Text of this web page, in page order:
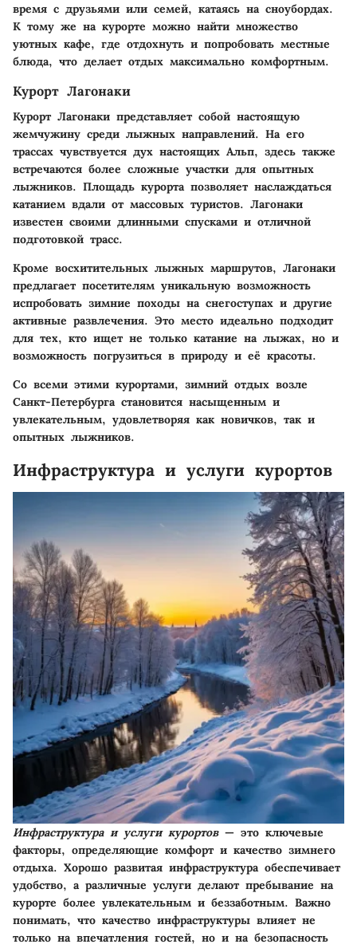
время с друзьями или семей, катаясь на сноубордах.
К тому же на курорте можно найти множество
уютных кафе, где отдохнуть и попробовать местные
блюда, что делает отдых максимально комфортным.
Курорт Лагонаки
Курорт Лагонаки представляет собой настоящую
жемчужину среди лыжных направлений. На его
трассах чувствуется дух настоящих Альп, здесь также
встречаются более сложные участки для опытных
лыжников. Площадь курорта позволяет наслаждаться
катанием вдали от массовых туристов. Лагонаки
известен своими длинными спусками и отличной
подготовкой трасс.
Кроме восхитительных лыжных маршрутов, Лагонаки
предлагает посетителям уникальную возможность
испробовать зимние походы на снегоступах и другие
активные развлечения. Это место идеально подходит
для тех, кто ищет не только катание на лыжах, но и
возможность погрузиться в природу и её красоты.
Со всеми этими курортами, зимний отдых возле
Санкт-Петербурга становится насыщенным и
увлекательным, удовлетворяя как новичков, так и
опытных лыжников.
Инфраструктура и услуги курортов
Инфраструктура и услуги курортов— это ключевые
факторы, определяющие комфорт и качество зимнего
отдыха. Хорошо развитая инфраструктура обеспечивает
удобство, а различные услуги делают пребывание на
курорте более увлекательным и беззаботным. Важно
понимать, что качество инфраструктуры влияет не
только на впечатления гостей, но и на безопасность